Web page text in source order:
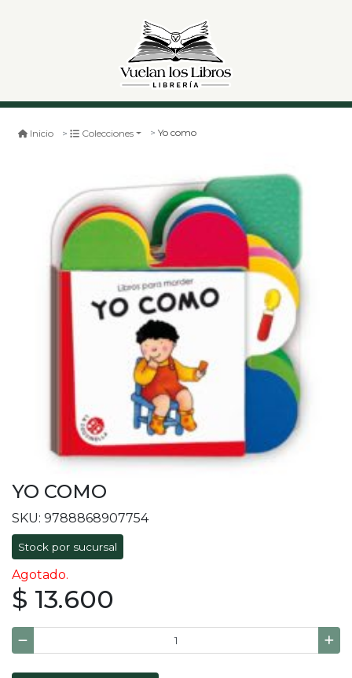
Inicio Colecciones Yo como
YO COMO
SKU: 9788868907754
Stock por sucursal
Agotado.
$ 13.600